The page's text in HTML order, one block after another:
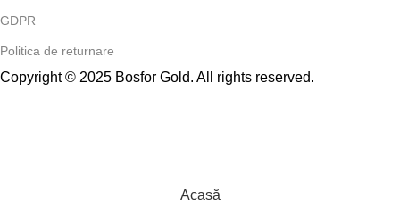
GDPR
Politica de returnare
Copyright © 2025 Bosfor Gold. All rights reserved.
Acasă